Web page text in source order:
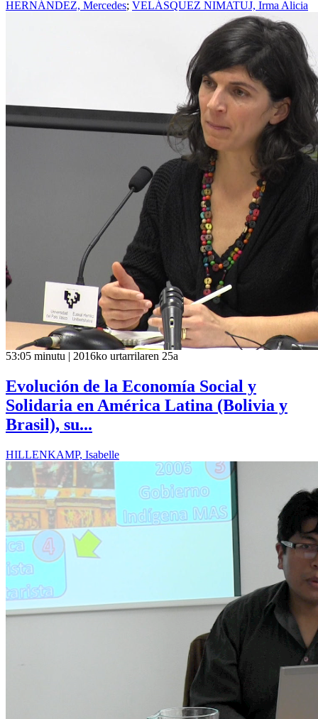
HERNÁNDEZ, Mercedes; VELÁSQUEZ NIMATUJ, Irma Alicia
53:05 minutu | 2016ko urtarrilaren 25a
Evolución de la Economía Social y
Solidaria en América Latina (Bolivia y
Brasil), su...
HILLENKAMP, Isabelle